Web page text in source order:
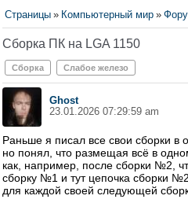
Страницы » Компьютерный мир »
Сборка ПК на LGA 1150
Сборка Слабое железо
Ghost
23.01.2026 07:29:59 am
Раньше я писал все свои сборки в
но понял, что размещая всё в
как, например, после сборки №2,
сборку №1 и тут цепочка сборки
для каждой своей следующей